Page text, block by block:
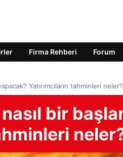
Firma Rehberi Forum
Yatırımcıların tahminleri neler?
bir